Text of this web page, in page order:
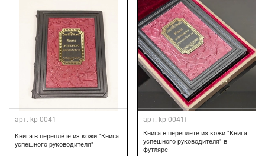
арт. kp-0041
Книга в переплёте из кожи "Книга
успешного руководителя"
арт. kp-0041f
Книга в переплёте из кожи "Книга
успешного руководителя" в
футляре